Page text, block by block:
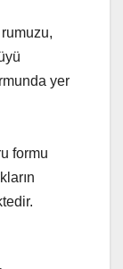
yer
formu